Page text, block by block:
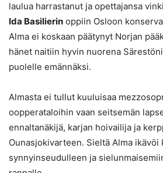
laulua harrastanut ja opettajansa
Ida Basilierin oppiin Osloon
Alma ei koskaan päätynyt Norjan
hänet naitiin hyvin nuorena
puolelle emännäksi.
Almasta ei tullut kuuluisaa
oopperataloihin vaan seitsemän
ennaltanäkijä, karjan hoivailija ja
Ounasjokivarteen. Sieltä Alma ikävöi
synnyinseudulleen ja